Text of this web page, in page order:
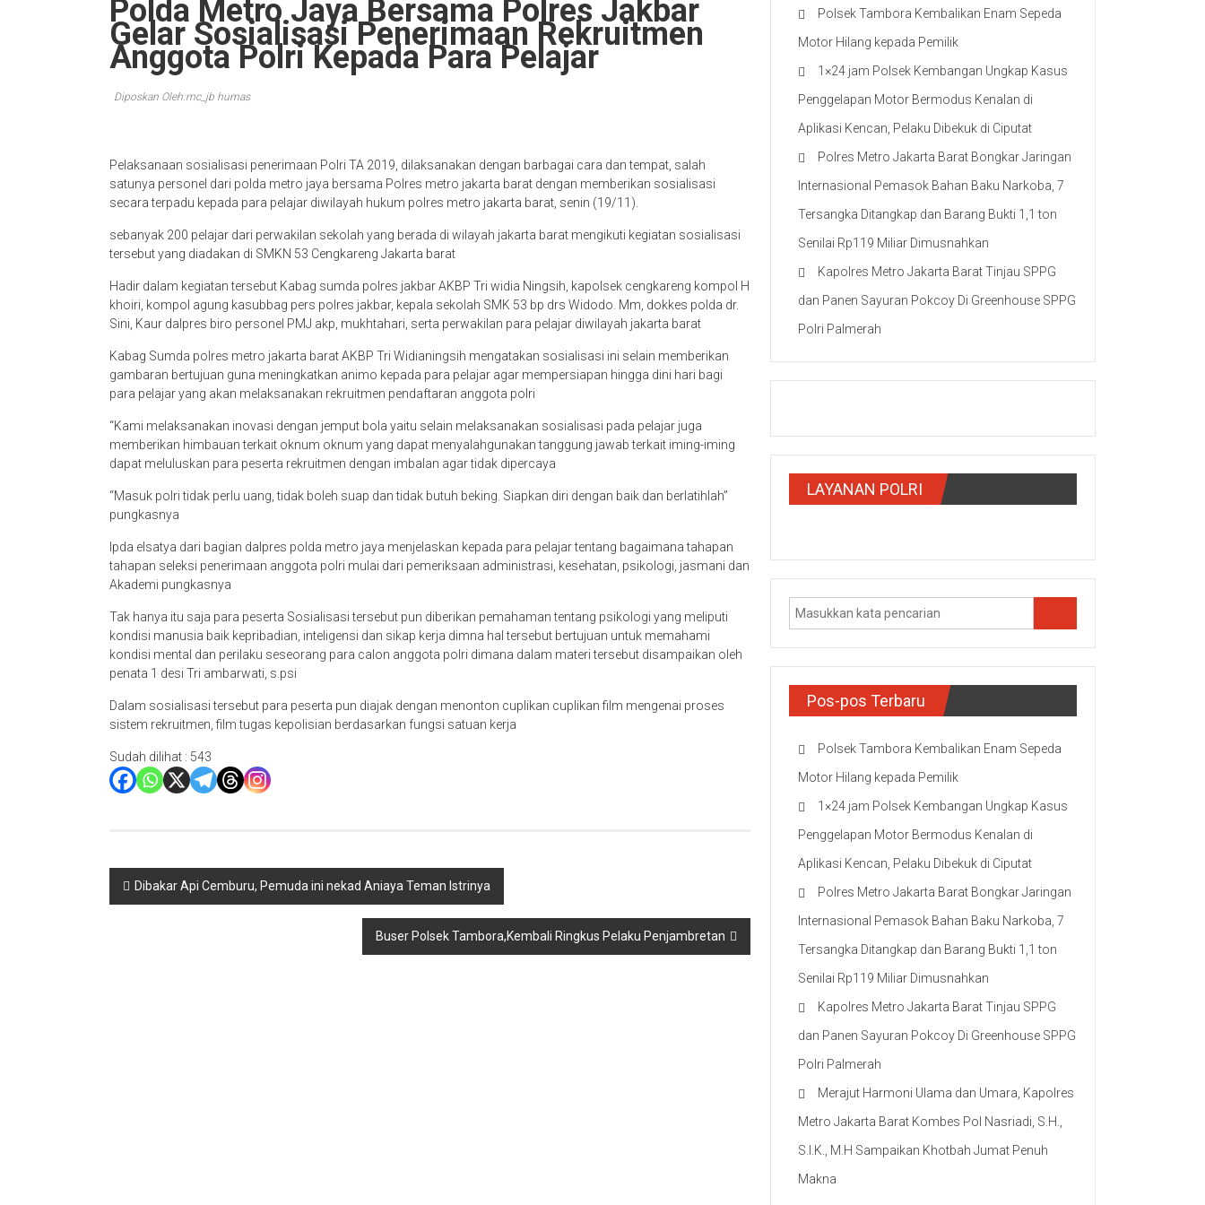
Polda Metro Jaya Bersama Polres Jakbar
Gelar Sosialisasi Penerimaan Rekruitmen
Anggota Polri Kepada Para Pelajar
Diposkan Oleh:mc_jb humas
Pelaksanaan sosialisasi penerimaan Polri TA 2019, dilaksanakan dengan barbagai cara dan tempat, salah
satunya personel dari polda metro jaya bersama Polres metro jakarta barat dengan memberikan sosialisasi
secara terpadu kepada para pelajar diwilayah hukum polres metro jakarta barat, senin (19/11).
sebanyak 200 pelajar dari perwakilan sekolah yang berada di wilayah jakarta barat mengikuti kegiatan sosialisasi
tersebut yang diadakan di SMKN 53 Cengkareng Jakarta barat
Hadir dalam kegiatan tersebut Kabag sumda polres jakbar AKBP Tri widia Ningsih, kapolsek cengkareng kompol H
khoiri, kompol agung kasubbag pers polres jakbar, kepala sekolah SMK 53 bp drs Widodo. Mm, dokkes polda dr.
Sini, Kaur dalpres biro personel PMJ akp, mukhtahari, serta perwakilan para pelajar diwilayah jakarta barat
Kabag Sumda polres metro jakarta barat AKBP Tri Widianingsih mengatakan sosialisasi ini selain memberikan
gambaran bertujuan guna meningkatkan animo kepada para pelajar agar mempersiapan hingga dini hari bagi
para pelajar yang akan melaksanakan rekruitmen pendaftaran anggota polri
“Kami melaksanakan inovasi dengan jemput bola yaitu selain melaksanakan sosialisasi pada pelajar juga
memberikan himbauan terkait oknum oknum yang dapat menyalahgunakan tanggung jawab terkait iming-iming
dapat meluluskan para peserta rekruitmen dengan imbalan agar tidak dipercaya
“Masuk polri tidak perlu uang, tidak boleh suap dan tidak butuh beking. Siapkan diri dengan baik dan berlatihlah”
pungkasnya
Ipda elsatya dari bagian dalpres polda metro jaya menjelaskan kepada para pelajar tentang bagaimana tahapan
tahapan seleksi penerimaan anggota polri mulai dari pemeriksaan administrasi, kesehatan, psikologi, jasmani dan
Akademi pungkasnya
Tak hanya itu saja para peserta Sosialisasi tersebut pun diberikan pemahaman tentang psikologi yang meliputi
kondisi manusia baik kepribadian, inteligensi dan sikap kerja dimna hal tersebut bertujuan untuk memahami
kondisi mental dan perilaku seseorang para calon anggota polri dimana dalam materi tersebut disampaikan oleh
penata 1 desi Tri ambarwati, s.psi
Dalam sosialisasi tersebut para peserta pun diajak dengan menonton cuplikan cuplikan film mengenai proses
sistem rekruitmen, film tugas kepolisian berdasarkan fungsi satuan kerja
Sudah dilihat : 543
Navigasi
pos
Dibakar Api Cemburu, Pemuda ini nekad Aniaya Teman Istrinya
Buser Polsek Tambora,Kembali Ringkus Pelaku Penjambretan
Polsek Tambora Kembalikan Enam Sepeda
Motor Hilang kepada Pemilik
1×24 jam Polsek Kembangan Ungkap Kasus
Penggelapan Motor Bermodus Kenalan di
Aplikasi Kencan, Pelaku Dibekuk di Ciputat
Polres Metro Jakarta Barat Bongkar Jaringan
Internasional Pemasok Bahan Baku Narkoba, 7
Tersangka Ditangkap dan Barang Bukti 1,1 ton
Senilai Rp119 Miliar Dimusnahkan
Kapolres Metro Jakarta Barat Tinjau SPPG
dan Panen Sayuran Pokcoy Di Greenhouse SPPG
Polri Palmerah
LAYANAN POLRI
Pos-pos Terbaru
Polsek Tambora Kembalikan Enam Sepeda
Motor Hilang kepada Pemilik
1×24 jam Polsek Kembangan Ungkap Kasus
Penggelapan Motor Bermodus Kenalan di
Aplikasi Kencan, Pelaku Dibekuk di Ciputat
Polres Metro Jakarta Barat Bongkar Jaringan
Internasional Pemasok Bahan Baku Narkoba, 7
Tersangka Ditangkap dan Barang Bukti 1,1 ton
Senilai Rp119 Miliar Dimusnahkan
Kapolres Metro Jakarta Barat Tinjau SPPG
dan Panen Sayuran Pokcoy Di Greenhouse SPPG
Polri Palmerah
Merajut Harmoni Ulama dan Umara, Kapolres
Metro Jakarta Barat Kombes Pol Nasriadi, S.H.,
S.I.K., M.H Sampaikan Khotbah Jumat Penuh
Makna